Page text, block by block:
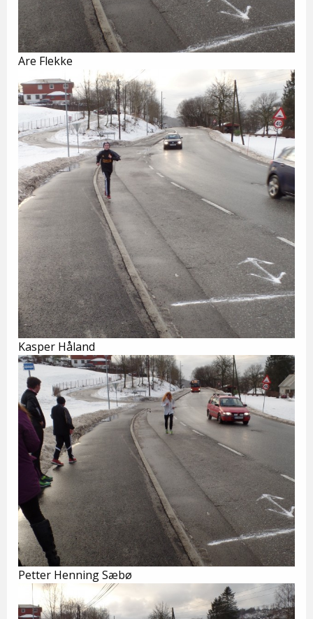
Are Flekke
Kasper Håland
Petter Henning Sæbø